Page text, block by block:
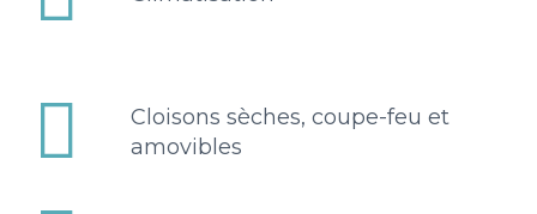


Cloisons sèches, coupe-feu et
amovibles